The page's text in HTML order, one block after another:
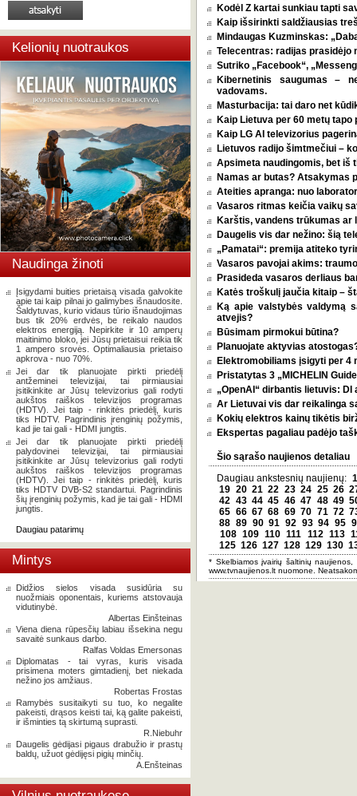
Kelionių nuotraukos
Naudinga žinoti
Įsigydami buities prietaisą visada galvokite
apie tai kaip pilnai jo galimybes išnaudosite.
Šaldytuvas, kurio vidaus tūrio išnaudojimas
bus tik 20% erdvės, be reikalo naudos
elektros energiją. Nepirkite ir 10 amperų
maitinimo bloko, jei Jūsų prietaisui reikia tik
1 ampero srovės. Optimaliausia prietaiso
apkrova - nuo 70%.
Jei dar tik planuojate pirkti priedėlį
antžeminei televizijai, tai pirmiausiai
įsitikinkite ar Jūsų televizorius gali rodyti
aukštos raiškos televizijos programas
(HDTV). Jei taip - rinkitės priedėlį, kuris
tiks HDTV. Pagrindinis įrenginių požymis,
kad jie tai gali - HDMI jungtis.
Jei dar tik planuojate pirkti priedėlį
palydovinei televizijai, tai pirmiausiai
įsitikinkite ar Jūsų televizorius gali rodyti
aukštos raiškos televizijos programas
(HDTV). Jei taip - rinkitės priedėlį, kuris
tiks HDTV DVB-S2 standartui. Pagrindinis
šių įrenginių požymis, kad jie tai gali - HDMI
jungtis.
Daugiau patarimų
Mintys
Didžios sielos visada susidūria su
nuožmiais oponentais, kuriems atstovauja
vidutinybė.
Albertas Einšteinas
Viena diena rūpesčių labiau išsekina negu
savaitė sunkaus darbo.
Ralfas Voldas Emersonas
Diplomatas - tai vyras, kuris visada
prisimena moters gimtadienį, bet niekada
nežino jos amžiaus.
Robertas Frostas
Ramybės susitaikyti su tuo, ko negalite
pakeisti, drąsos keisti tai, ką galite pakeisti,
ir išminties tą skirtumą suprasti.
R.Niebuhr
Daugelis gėdijasi pigaus drabužio ir prastų
baldų, užuot gėdijęsi pigių minčių.
A.Enšteinas
Kodėl Z kartai sunkiau tapti
Kaip išsirinkti saldžiausias
Mindaugas Kuzminskas:
Telecentras: radijas prasidėjo
Sutriko „Facebook“,
Kibernetinis saugumas –
vadovams.
Masturbacija: tai daro net
Kaip Lietuva per 60 metų
Kaip LG AI televizorius
Lietuvos radijo šimtmečiui –
Apsimeta naudingomis, bet iš
Namas ar butas? Atsakymas
Ateities apranga: nuo
Vasaros ritmas keičia vaikų
Karštis, vandens trūkumas ar
Daugelis vis dar nežino: šią
„Pamatai“: premija atiteko
Vasaros pavojai akims:
Prasideda vasaros derliaus
Katės troškulį jaučia kitaip –
Ką apie valstybės valdymą
atvejis?
Būsimam pirmokui būtina?
Planuojate aktyvias
Elektromobiliams įsigyti per 4
Pristatytas 3 „MICHELIN
„OpenAI“ dirbantis lietuvis:
Ar Lietuvai vis dar reikalinga
Kokių elektros kainų tikėtis
Ekspertas pagaliau padėjo
Šio sąrašo naujienos detaliau
Daugiau ankstesnių naujienų: 1
19 20 21 22 23 24 25 26
42 43 44 45 46 47 48 49
65 66 67 68 69 70 71 72
88 89 90 91 92 93 94 95
108 109 110 111 112 113
125 126 127 128 129 130
* Skelbiamos įvairių šaltinių
www.tvnaujienos.lt nuomone.